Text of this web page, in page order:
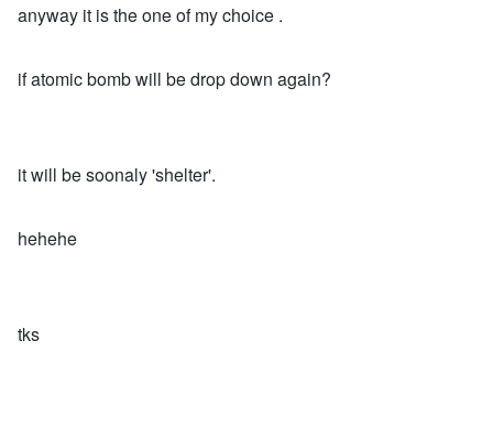
anyway it is the one of my choice .
if atomic bomb will be drop down again?
it will be soonaly 'shelter'.
hehehe
tks